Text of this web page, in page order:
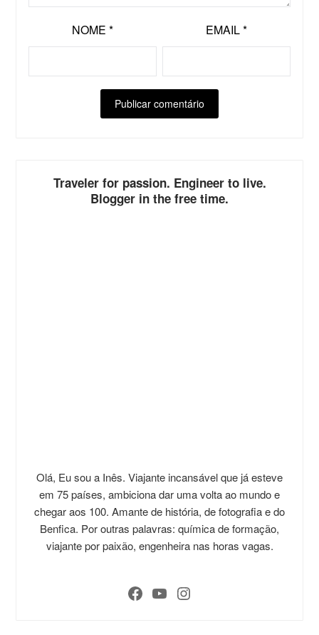
NOME * EMAIL*
Traveler for passion. Engineer to live.
Blogger in the free time.
Olá, Eu sou a Inês. Viajante incansável que já esteve
em 75 países, ambiciona dar uma volta ao mundo e
chegar aos 100. Amante de história, de fotografia e do
Benfica. Por outras palavras: química de formação,
viajante por paixão, engenheira nas horas vagas.